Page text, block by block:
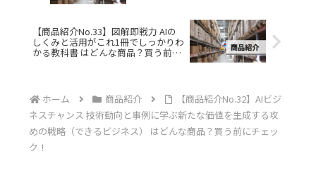
【商品紹介No.33】図解即戦力 AIの
しくみと活用がこれ1冊でしっかりわ
かる教科書 はどんな商品？買う前に
ホーム 商品紹介
【商品紹介No.32】AIビジ
ネスチャンス 技術動向と事例に学ぶ新たな価値を生成する攻
めの戦略（できるビジネス） はどんな商品？買う前にチェッ
ク！